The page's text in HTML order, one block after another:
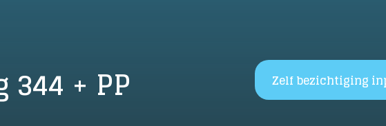
+ PP Zelf bezichtiging